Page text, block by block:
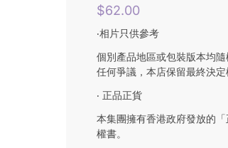
$62.00
‧相片只供參考
個別產品地區或包裝版本均
任何爭議，本店保留最終決定
‧ 正品正貨
本集團擁有香港政府發放的
權書。